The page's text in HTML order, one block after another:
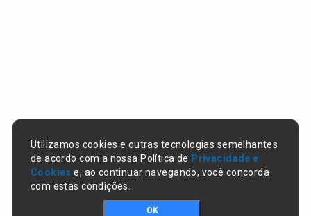
Utilizamos cookies e outras tecnologias semelhantes
de acordo com a nossa Política de Privacidade e
Cookies e, ao continuar navegando, você concorda
com estas condições.
OK